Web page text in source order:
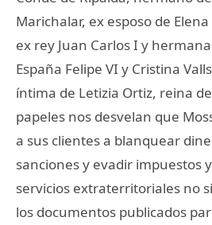
Marichalar, ex esposo de
ex rey Juan Carlos I y
España Felipe VI y Cristina
íntima de Letizia Ortiz, reina
papeles nos desvelan que
a sus clientes a blanquear
sanciones y evadir impuestos
servicios extraterritoriales no
los documentos publicados